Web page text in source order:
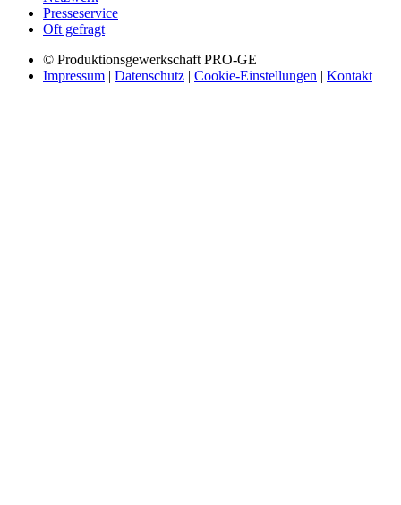
Presseservice
Oft gefragt
© Produktionsgewerkschaft PRO-GE
Impressum | Datenschutz | Cookie-Einstellungen | Kontakt